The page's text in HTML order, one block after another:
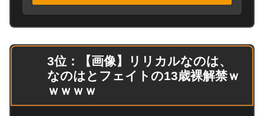
3位：【画像】リリカルなのは、
なのはとフェイトの13歳裸解禁ｗ
ｗｗｗｗ